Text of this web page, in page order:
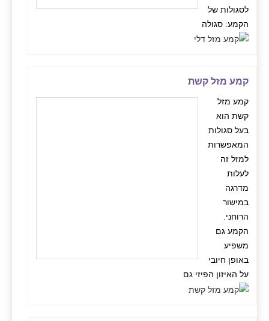
לסגולות של
הקמע: סגולה
קמע מזל קשת
קמע מזל
קשת הוא
בעל סגולות
המאפשרות
למזל זה
לעלות
מדרגה
במישור
הרוחני.
הקמע גם
משפיע
באופן חיובי
על האיזון הפיזי גם